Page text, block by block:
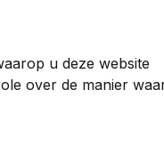
u deze website
over de manier